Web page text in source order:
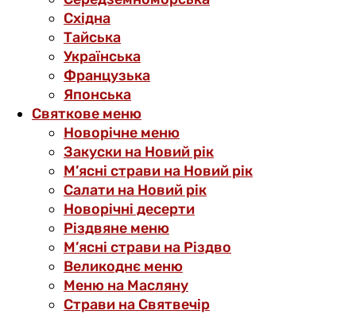
Східна
Тайська
Українська
Французька
Японська
Святкове меню
Новорічне меню
Закуски на Новий рік
М’ясні страви на Новий рік
Салати на Новий рік
Новорічні десерти
Різдвяне меню
М’ясні страви на Різдво
Великоднє меню
Меню на Масляну
Страви на Святвечір